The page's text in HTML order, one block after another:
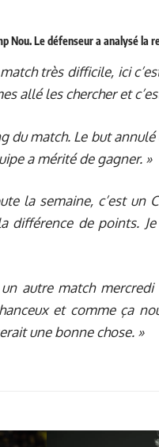
Nou. Le défenseur a analysé la
très difficile, ici
allé les chercher et
du match. Le but
a mérité de gagner. »
la semaine, c’est un
différence de points.
autre match
et comme ça
une bonne chose. »